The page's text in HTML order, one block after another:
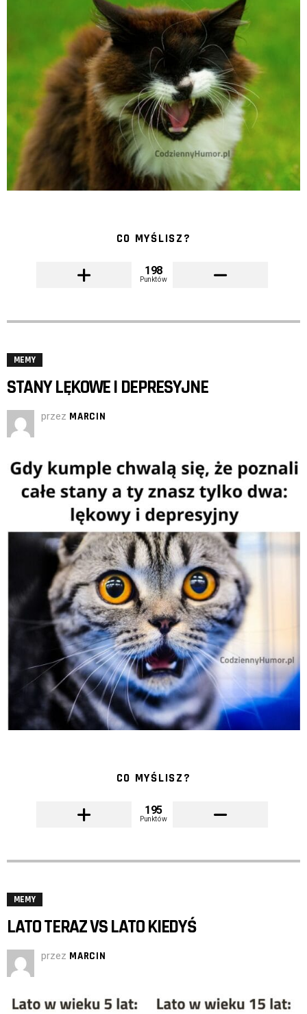
CO MYŚLISZ?
198
Punktów
MEMY
STANY LĘKOWE I DEPRESYJNE
przez MARCIN
CO MYŚLISZ?
195
Punktów
MEMY
LATO TERAZ VS LATO KIEDYŚ
przez MARCIN